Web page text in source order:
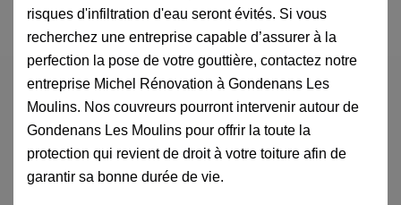
risques d'infiltration d'eau seront évités. Si vous
recherchez une entreprise capable d’assurer à la
perfection la pose de votre gouttière, contactez notre
entreprise Michel Rénovation à Gondenans Les
Moulins. Nos couvreurs pourront intervenir autour de
Gondenans Les Moulins pour offrir la toute la
protection qui revient de droit à votre toiture afin de
garantir sa bonne durée de vie.